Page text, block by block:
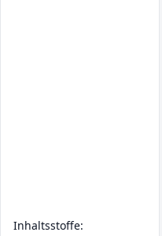
Inhaltsstoffe: